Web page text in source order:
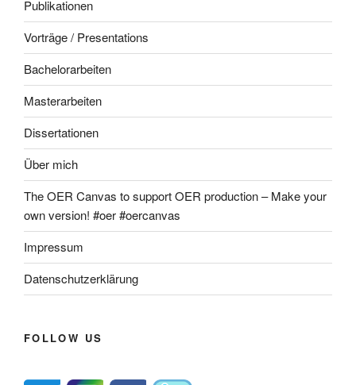
Publikationen
Vorträge / Presentations
Bachelorarbeiten
Masterarbeiten
Dissertationen
Über mich
The OER Canvas to support OER production – Make your
own version! #oer #oercanvas
Impressum
Datenschutzerklärung
FOLLOW US